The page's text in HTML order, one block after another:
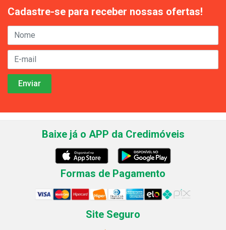
Cadastre-se para receber nossas ofertas!
Baixe já o APP da Credimóveis
Formas de Pagamento
Site Seguro